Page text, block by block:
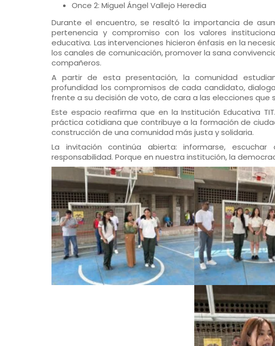
Once 2: Miguel Ángel Vallejo Heredia
Durante el encuentro, se resaltó la importancia de
pertenencia y compromiso con los valores
educativa. Las intervenciones hicieron énfasis en la
los canales de comunicación, promover la sana
compañeros.
A partir de esta presentación, la comunidad
profundidad los compromisos de cada candidato,
frente a su decisión de voto, de cara a las elecciones que
Este espacio reafirma que en la Institución Educativa
práctica cotidiana que contribuye a la formación de
construcción de una comunidad más justa y solidaria.
La invitación continúa abierta: informarse,
responsabilidad. Porque en nuestra institución, la